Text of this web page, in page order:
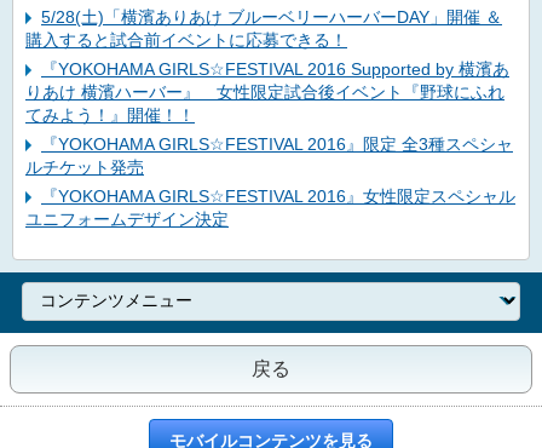
5/28(土)「横濱ありあけ ブルーベリーハーバーDAY」開催 ＆
購入すると試合前イベントに応募できる！
『YOKOHAMA GIRLS☆FESTIVAL 2016 Supported by 横濱あ
りあけ 横濱ハーバー』 女性限定試合後イベント『野球にふれ
てみよう！』開催！！
『YOKOHAMA GIRLS☆FESTIVAL 2016』限定 全3種スペシャ
ルチケット発売
『YOKOHAMA GIRLS☆FESTIVAL 2016』女性限定スペシャル
ユニフォームデザイン決定
戻る
モバイルコンテンツを見る